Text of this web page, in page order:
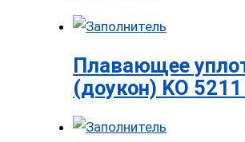
Плавающее
(доукон) KO 5211